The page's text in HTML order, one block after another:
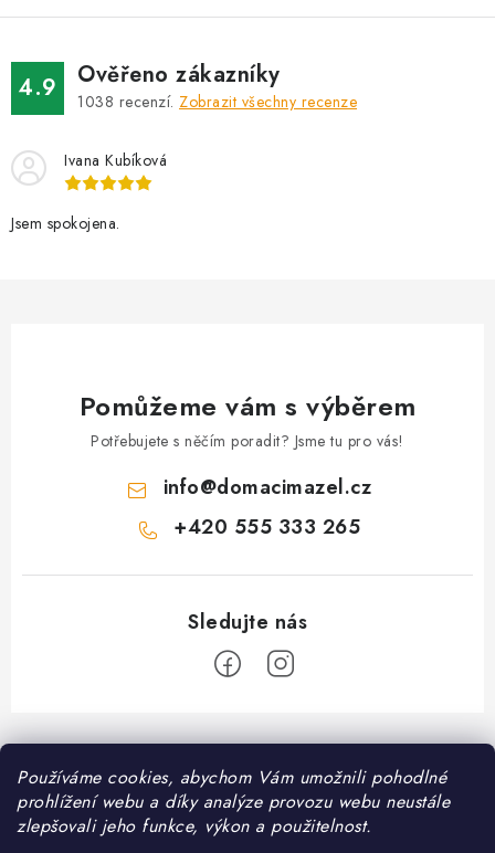
Používáme cookies, abychom Vám umožnili pohodlné
prohlížení webu a díky analýze provozu webu neustále
zlepšovali jeho funkce, výkon a použitelnost.
4.9 Ověřeno zákazníky
1038 recenzí. Zobrazit všechny recenze
Ivana Kubíková
Jsem spokojena.
Pomůžeme vám s výběrem
Potřebujete s něčím poradit? Jsme tu pro vás!
info@domacimazel.cz
+420 555 333 265
Z
á
Informace pro vás
Kontakt
❤️ Oblíbené kategorie